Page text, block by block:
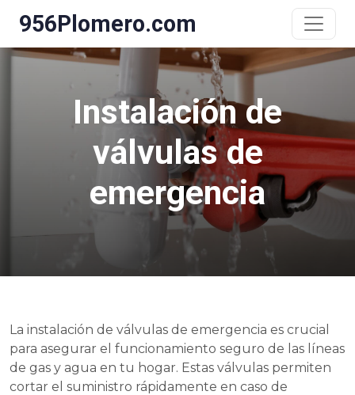
956Plomero.com
Instalación de
válvulas de
emergencia
La instalación de válvulas de emergencia es crucial
para asegurar el funcionamiento seguro de las líneas
de gas y agua en tu hogar. Estas válvulas permiten
cortar el suministro rápidamente en caso de